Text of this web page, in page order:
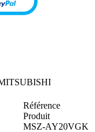
Référence
Produit
MSZ-AY20VGK